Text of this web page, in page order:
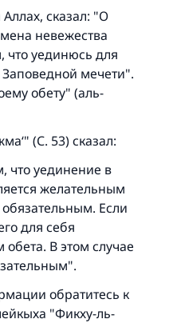
сказал: "О
невежества
что уединюсь для
мечети".
обету" (аль-
(С. 53) сказал:
что уединение в
желательным
Если
для себя
В этом случае
обратитесь к
"Фикху-ль-